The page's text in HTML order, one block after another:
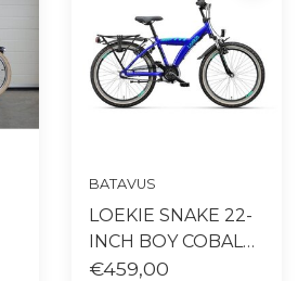
BATAVUS
LOEKIE SNAKE 22-
INCH BOY COBALT
R
€459,00